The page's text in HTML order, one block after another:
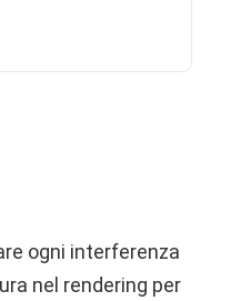
ogni interferenza
nel rendering per